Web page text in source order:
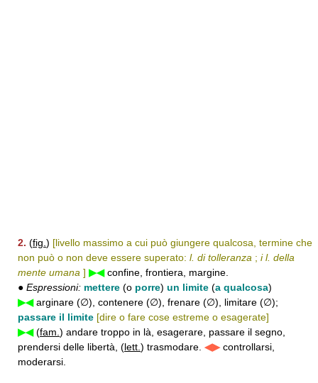
2. (fig. ) [livello massimo a cui può giungere qualcosa, termine che
non può o non deve essere superato: l. di tolleranza ; i l. della
mente umana ] ▶◀confine, frontiera, margine.
● Espressioni: mettere (o porre) un limite (a qualcosa)
▶◀arginare (∅), contenere (∅), frenare (∅), limitare (∅);
passare il limite [dire o fare cose estreme o esagerate]
▶◀(fam. ) andare troppo in là, esagerare, passare il segno,
prendersi delle libertà, (lett. ) trasmodare. ◀▶controllarsi,
moderarsi.